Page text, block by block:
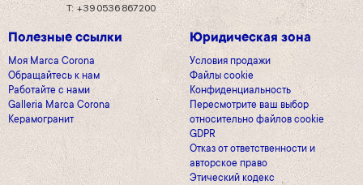
T: +39 0536 867200
Полезные ссылки
Моя Marca Corona
Обращайтесь к нам
Работайте с нами
Galleria Marca Corona
Керамогранит
Юридическая зона
Условия продажи
Файлы cookie
Конфиденциальность
Пересмотрите ваш выбор
относительно файлов cookie
GDPR
Отказ от ответственности и
авторское право
Этический кодекс